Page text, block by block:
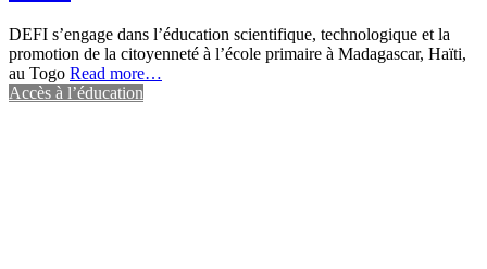
DEFI s’engage dans l’éducation scientifique, technologique et la
promotion de la citoyenneté à l’école primaire à Madagascar, Haïti,
au Togo Read more…
Accès à l’éducation